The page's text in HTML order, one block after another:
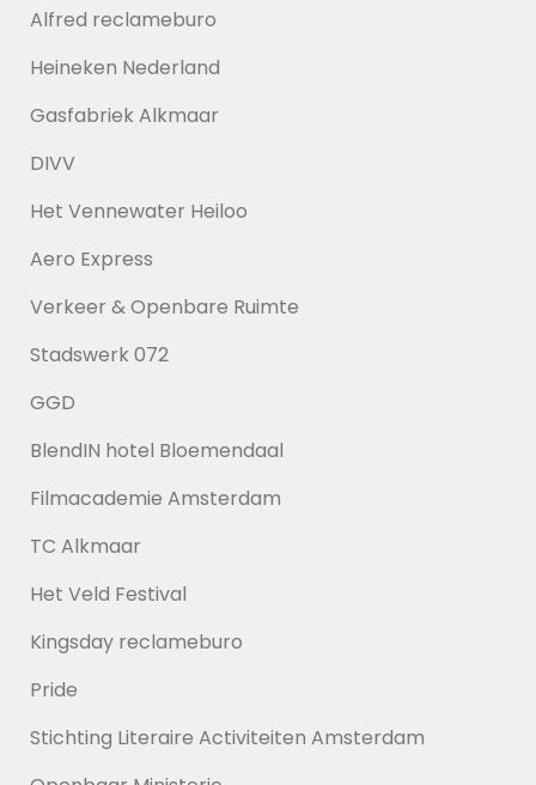
Alfred reclameburo
Heineken Nederland
Gasfabriek Alkmaar
DIVV
Het Vennewater Heiloo
Aero Express
Verkeer & Openbare Ruimte
Stadswerk 072
GGD
BlendIN hotel Bloemendaal
Filmacademie Amsterdam
TC Alkmaar
Het Veld Festival
Kingsday reclameburo
Pride
Stichting Literaire Activiteiten Amsterdam